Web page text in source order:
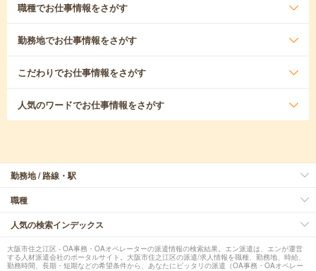
職種でお仕事情報をさがす
勤務地でお仕事情報をさがす
こだわりでお仕事情報をさがす
人気のワードでお仕事情報をさがす
勤務地 / 路線・駅
職種
人気の検索インデックス
大阪市住之江区 - OA事務・OAオペレーターの派遣情報の検索結果。エン派遣は、エンが運営
する人材派遣会社のポータルサイト。大阪市住之江区の派遣/求人情報を職種、勤務地、時給、
勤務時間、長期・短期などの希望条件から、あなたにピッタリの派遣（OA事務・OAオペレー